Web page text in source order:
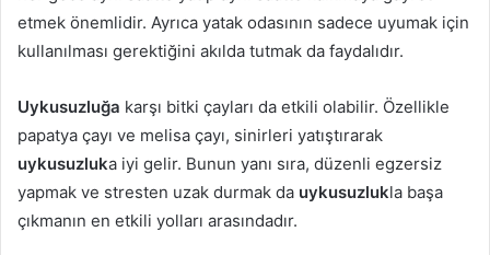
etmek önemlidir. Ayrıca yatak odasının sadece uyumak için
kullanılması gerektiğini akılda tutmak da faydalıdır.
Uykusuzluğa karşı bitki çayları da etkili olabilir. Özellikle
papatya çayı ve melisa çayı, sinirleri yatıştırarak
uykusuzluka iyi gelir. Bunun yanı sıra, düzenli egzersiz
yapmak ve stresten uzak durmak da uykusuzlukla başa
çıkmanın en etkili yolları arasındadır.